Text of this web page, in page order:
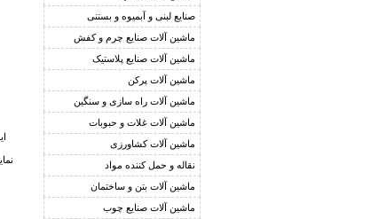
صنايع لبنی و آبمیوه و بستنی
ماشين آلات صنايع چرم و کفش
ماشين آلات صنايع پلاستیک
ماشين آلات پرکن
ماشين آلات راه سازی و سنگین
ماشين آلات غلات و حبوبات
ماشین آلات کشاورزی
نقاله و حمل كننده مواد
ماشین آلات بتن و ساختمان
ماشین آلات صنایع چوب